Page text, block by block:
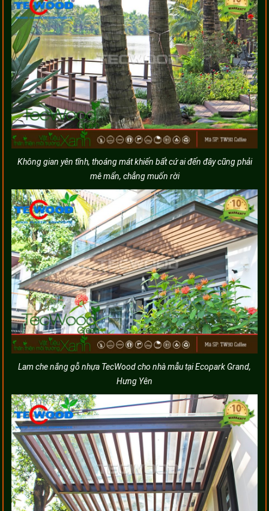
Không gian yên tĩnh, thoáng mát khiến bất cứ ai đến đây cũng phải
mê mẩn, chẳng muốn rời
Lam che nắng gỗ nhựa TecWood cho nhà mẫu tại Ecopark Grand,
Hưng Yên